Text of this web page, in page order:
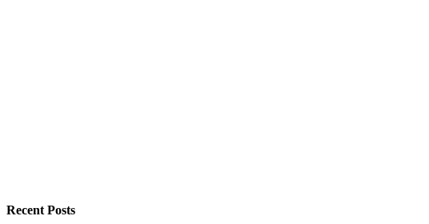
Recent Posts